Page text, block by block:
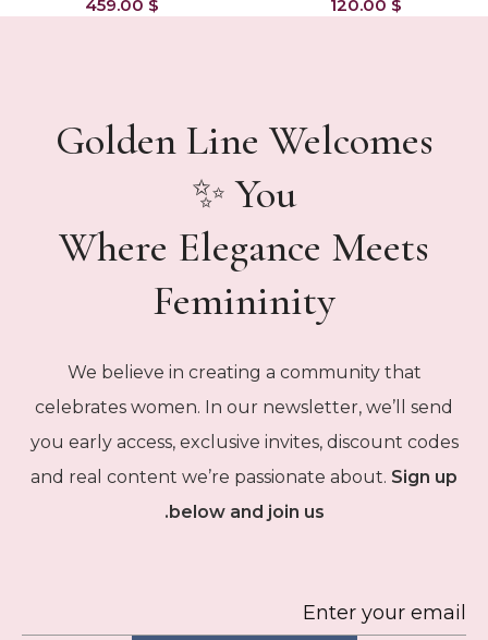
120.00 $
459.00 $
Golden Line Welcomes
You ✨
Where Elegance Meets
Femininity
We believe in creating a community that
celebrates women. In our newsletter, we’ll send
you early access, exclusive invites, discount codes
and real content we’re passionate about. Sign up
below and join us.